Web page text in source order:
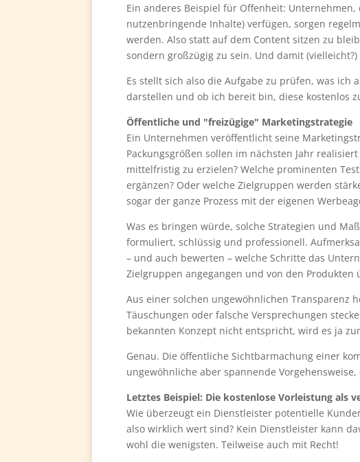
Ein anderes Beispiel für Offenheit:
nutzenbringende Inhalte) verfügen, sorgen
werden. Also statt auf dem Content sitzen zu
sondern großzügig zu sein. Und damit
Es stellt sich also die Aufgabe zu prüfen, was
darstellen und ob ich bereit bin, diese kostenlos
Öffentliche und "freizügige" Marketingstrategie
Ein Unternehmen veröffentlicht seine
Packungsgrößen sollen im nächsten Jahr
mittelfristig zu erzielen? Welche prominenten
ergänzen? Oder welche Zielgruppen werden
sogar der ganze Prozess mit der eigenen
Was es bringen würde, solche Strategien und
formuliert, schlüssig und professionell.
– und auch bewerten – welche Schritte das
Zielgruppen angegangen und von den Produkten
Aus einer solchen ungewöhnlichen Transparenz
Täuschungen oder falsche Versprechungen
bekannten Konzept nicht entspricht, wird es ja
Genau. Die öffentliche Sichtbarmachung einer
ungewöhnliche aber spannende Vorgehensweise,
Letztes Beispiel: Die kostenlose Vorleistung als
Wie überzeugt ein Dienstleister potentielle
also wirklich wert sind? Kein Dienstleister kann
wohl die wenigsten. Teilweise auch mit Recht!